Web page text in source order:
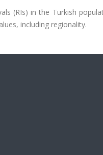
(RIs) in the Turkish
including regionality.